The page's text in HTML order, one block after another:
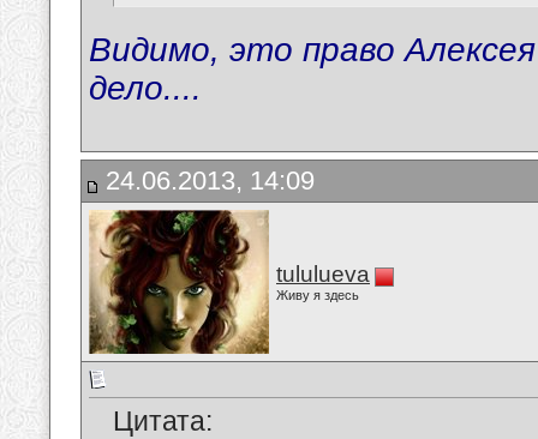
Видимо, это право
дело....
24.06.2013, 14:09
tululueva
Живу я здесь
Цитата: